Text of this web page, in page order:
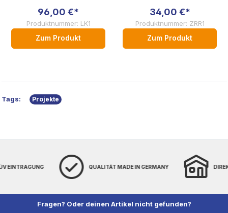
96,00 €*
Produktnummer: LK1
Zum Produkt
34,00 €*
Produktnummer: ZRR1
Zum Produkt
Tags: Projekte
IN GERMANY DIREKT VOM HERSTELLER
Fragen? Oder deinen Artikel nicht gefunden?